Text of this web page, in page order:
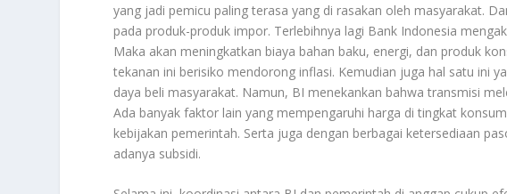
yang jadi pemicu paling terasa yang di rasakan oleh masyarakat.
pada produk-produk impor. Terlebihnya lagi Bank Indonesia
Maka akan meningkatkan biaya bahan baku, energi, dan produk
tekanan ini berisiko mendorong inflasi. Kemudian juga hal satu ini
daya beli masyarakat. Namun, BI menekankan bahwa transmisi
Ada banyak faktor lain yang mempengaruhi harga di tingkat
kebijakan pemerintah. Serta juga dengan berbagai ketersediaan
adanya subsidi.